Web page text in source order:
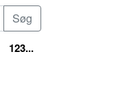
123...